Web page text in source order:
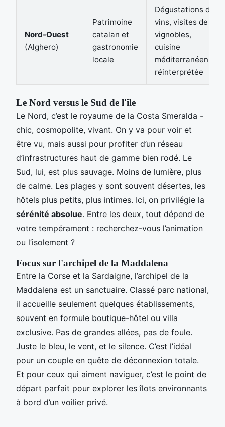
Nord-Ouest
(Alghero)
Patrimoine
catalan et
gastronomie
locale
Dégustations de
vins, visites de
vignobles,
cuisine
méditerranéenne
réinterprétée
Le Nord versus le Sud de l'île
Le Nord, c’est le royaume de la Costa Smeralda -
chic, cosmopolite, vivant. On y va pour voir et
être vu, mais aussi pour profiter d’un réseau
d’infrastructures haut de gamme bien rodé. Le
Sud, lui, est plus sauvage. Moins de lumière, plus
de calme. Les plages y sont souvent désertes, les
hôtels plus petits, plus intimes. Ici, on privilégie la
sérénité absolue. Entre les deux, tout dépend de
votre tempérament : recherchez-vous l’animation
ou l’isolement ?
Focus sur l'archipel de la Maddalena
Entre la Corse et la Sardaigne, l’archipel de la
Maddalena est un sanctuaire. Classé parc national,
il accueille seulement quelques établissements,
souvent en formule boutique-hôtel ou villa
exclusive. Pas de grandes allées, pas de foule.
Juste le bleu, le vent, et le silence. C’est l’idéal
pour un couple en quête de déconnexion totale.
Et pour ceux qui aiment naviguer, c’est le point de
départ parfait pour explorer les îlots environnants
à bord d’un voilier privé.